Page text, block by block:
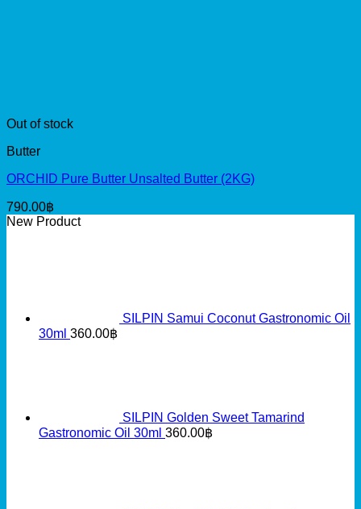
Out of stock
Butter
ORCHID Pure Butter Unsalted Butter (2KG)
790.00฿
New Product
SILPIN Samui Coconut Gastronomic Oil
30ml 360.00฿
SILPIN Golden Sweet Tamarind
Gastronomic Oil 30ml 360.00฿